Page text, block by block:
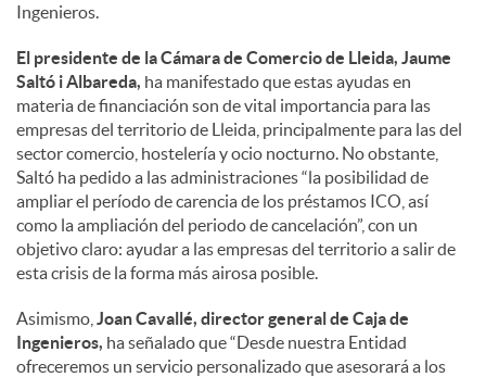
Ingenieros.
El presidente de la Cámara de Comercio de Lleida, Jaume
Saltó i Albareda, ha manifestado que estas ayudas en
materia de financiación son de vital importancia para las
empresas del territorio de Lleida, principalmente para las del
sector comercio, hostelería y ocio nocturno. No obstante,
Saltó ha pedido a las administraciones “la posibilidad de
ampliar el período de carencia de los préstamos ICO, así
como la ampliación del periodo de cancelación”, con un
objetivo claro: ayudar a las empresas del territorio a salir de
esta crisis de la forma más airosa posible.
Asimismo, Joan Cavallé, director general de Caja de
Ingenieros, ha señalado que “Desde nuestra Entidad
ofreceremos un servicio personalizado que asesorará a los